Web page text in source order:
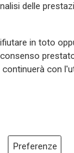
delle
in toto
con
Preferenze